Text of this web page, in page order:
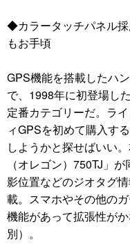
◆カラータッチパネル
もお手頃
GPS機能を搭載したハ
で、1998年に初登場し
定番カテゴリーだ。ラ
ィGPSを初めて購入す
しようかと探せばいい
（オレゴン）750TJ」
影位置などのジオタグ
載。スマホやその他の
機能があって拡張性が
別）。